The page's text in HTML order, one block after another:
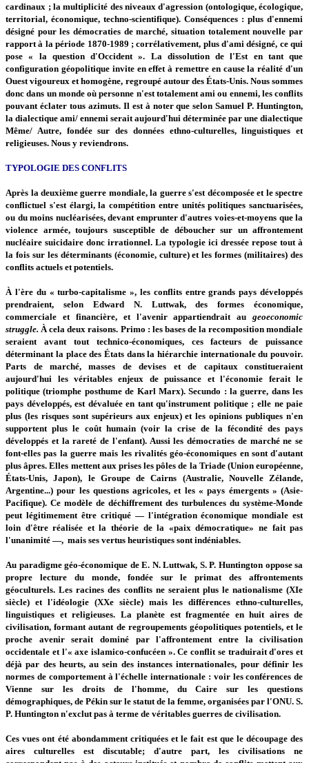
cardinaux ; la multiplicité des niveaux d'agression (ontologique, écologique,
territorial, économique, techno-scientifique). Conséquences : plus d'ennemi
désigné pour les démocraties de marché, situation totalement nouvelle par
rapport à la période 1870-1989 ; corrélativement, plus d'ami désigné, ce qui
pose « la question d'Occident ». La dissolution de l'Est en tant que
configuration géopolitique invite en effet à remettre en cause la réalité d'un
Ouest vigoureux et homogène, regroupé autour des États-Unis. Nous sommes
donc dans un monde où personne n'est totalement ami ou ennemi, les conflits
pouvant éclater tous azimuts. Il est à noter que selon Samuel P. Huntington,
la dialectique ami/ ennemi serait aujourd'hui déterminée par une dialectique
Même/ Autre, fondée sur des données ethno-culturelles, linguistiques et
religieuses. Nous y reviendrons.
TYPOLOGIE DES CONFLITS
Après la deuxième guerre mondiale, la guerre s'est décomposée et le spectre
conflictuel s'est élargi, la compétition entre unités politiques sanctuarisées,
ou du moins nucléarisées, devant emprunter d'autres voies-et-moyens que la
violence armée, toujours susceptible de déboucher sur un affrontement
nucléaire suicidaire donc irrationnel. La typologie ici dressée repose tout à
la fois sur les déterminants (économie, culture) et les formes (militaires) des
conflits actuels et potentiels.
À l'ère du « turbo-capitalisme », les conflits entre grands pays développés
prendraient, selon Edward N. Luttwak, des formes économique,
commerciale et financière, et l'avenir appartiendrait augeoeconomic
struggle. À cela deux raisons. Primo : les bases de la recomposition mondiale
seraient avant tout technico-économiques, ces facteurs de puissance
déterminant la place des États dans la hiérarchie internationale du pouvoir.
Parts de marché, masses de devises et de capitaux constitueraient
aujourd'hui les véritables enjeux de puissance et l'économie ferait le
politique (triomphe posthume de Karl Marx). Secundo : la guerre, dans les
pays développés, est dévaluée en tant qu'instrument politique ; elle ne paie
plus (les risques sont supérieurs aux enjeux) et les opinions publiques n'en
supportent plus le coût humain (voir la crise de la fécondité des pays
développés et la rareté de l'enfant). Aussi les démocraties de marché ne se
font-elles pas la guerre mais les rivalités géo-économiques en sont d'autant
plus âpres. Elles mettent aux prises les pôles de la Triade (Union européenne,
États-Unis, Japon), le Groupe de Cairns (Australie, Nouvelle Zélande,
Argentine...) pour les questions agricoles, et les « pays émergents » (Asie-
Pacifique). Ce modèle de déchiffrement des turbulences du système-Monde
peut légitimement être critiqué — l'intégration économique mondiale est
loin d'être réalisée et la théorie de la «paix démocratique» ne fait pas
l'unanimité —, mais ses vertus heuristiques sont indéniables.
Au paradigme géo-économique de E. N. Luttwak, S. P. Huntington oppose sa
propre lecture du monde, fondée sur le primat des affrontements
géoculturels. Les racines des conflits ne seraient plus le nationalisme (XIe
siècle) et l'idéologie (XXe siècle) mais les différences ethno-culturelles,
linguistiques et religieuses. La planète est fragmentée en huit aires de
civilisation, formant autant de regroupements géopolitiques potentiels, et le
proche avenir serait dominé par l'affrontement entre la civilisation
occidentale et l'« axe islamico-confucéen ». Ce conflit se traduirait d'ores et
déjà par des heurts, au sein des instances internationales, pour définir les
normes de comportement à l'échelle internationale : voir les conférences de
Vienne sur les droits de l'homme, du Caire sur les questions
démographiques, de Pékin sur le statut de la femme, organisées par l'ONU. S.
P. Huntington n'exclut pas à terme de véritables guerres de civilisation.
Ces vues ont été abondamment critiquées et le fait est que le découpage des
aires culturelles est discutable; d'autre part, les civilisations ne